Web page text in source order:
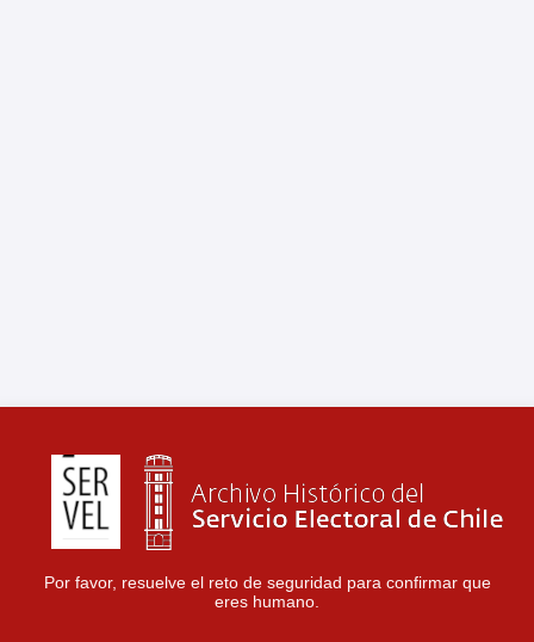
Por favor, resuelve el reto de seguridad para confirmar que
eres humano.